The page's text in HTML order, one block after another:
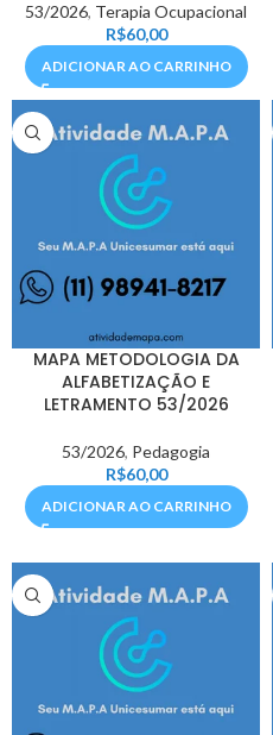
53/2026, Terapia Ocupacional
R$60,00
ADICIONAR AO CARRINHO
MAPA METODOLOGIA DA
ALFABETIZAÇÃO E
LETRAMENTO 53/2026
53/2026, Pedagogia
R$60,00
ADICIONAR AO CARRINHO